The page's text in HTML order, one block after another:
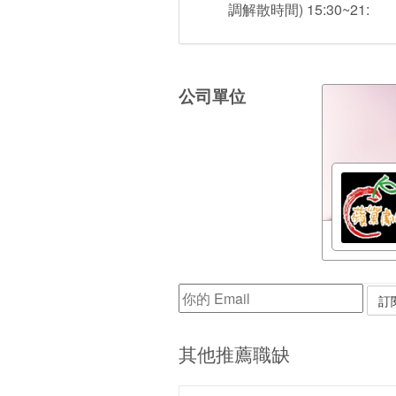
調解散時間) 15:30~21:
公司單位
其他推薦職缺